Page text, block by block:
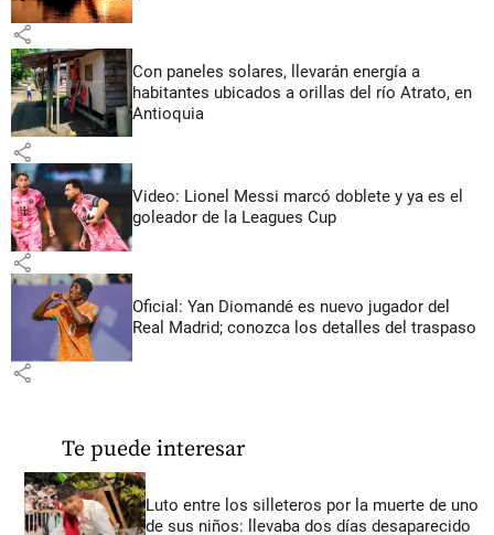
share
Con paneles solares, llevarán energía a
habitantes ubicados a orillas del río Atrato, en
Antioquia
share
Video: Lionel Messi marcó doblete y ya es el
goleador de la Leagues Cup
share
Oficial: Yan Diomandé es nuevo jugador del
Real Madrid; conozca los detalles del traspaso
share
Te puede interesar
Luto entre los silleteros por la muerte de uno
de sus niños: llevaba dos días desaparecido